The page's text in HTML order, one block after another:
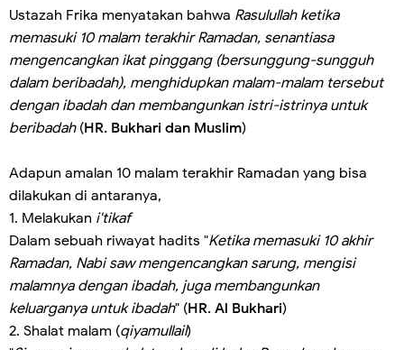
Ustazah Frika menyatakan bahwa Rasulullah ketika
memasuki 10 malam terakhir Ramadan, senantiasa
mengencangkan ikat pinggang (bersunggung-sungguh
dalam beribadah), menghidupkan malam-malam tersebut
dengan ibadah dan membangunkan istri-istrinya untuk
beribadah(HR. Bukhari dan Muslim)
Adapun amalan 10 malam terakhir Ramadan yang bisa
dilakukan di antaranya,
1. Melakukan i'tikaf
Dalam sebuah riwayat hadits "Ketika memasuki 10 akhir
Ramadan, Nabi saw mengencangkan sarung, mengisi
malamnya dengan ibadah, juga membangunkan
keluarganya untuk ibadah" (HR. Al Bukhari)
2. Shalat malam (qiyamullail)